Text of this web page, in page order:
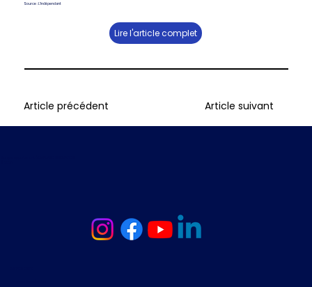
Source : L'Indépendant
Lire l'article complet
Article suivant
Article précédent